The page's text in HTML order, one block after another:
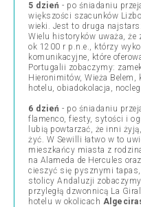
5 dzień - po śniadaniu
większości szacunków
wieki. Jest to druga
Wielu historyków uważa, że
ok 1200 r p.n.e., którzy
komunikacyjne, które
Portugalii zobaczymy:
Hieronimitów, Wieża Belem,
hotelu, obiadokolacja,
6 dzień - po śniadaniu
flamenco, fiesty, sytości i
lubią powtarzać, że inni
żyć. W Sewilli łatwo w to
mieszkańcy miasta z
na Alameda de Hercules
cieszyć się pysznymi
stolicy Andaluzji
przyległą dzwonnicą La
hotelu w okolicach